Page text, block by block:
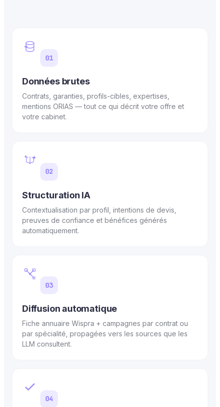
01
Données brutes
Contrats, garanties, profils-cibles, expertises,
mentions ORIAS — tout ce qui décrit votre offre et
votre cabinet.
02
Structuration IA
Contextualisation par profil, intentions de devis,
preuves de confiance et bénéfices générés
automatiquement.
03
Diffusion automatique
Fiche annuaire Wispra + campagnes par contrat ou
par spécialité, propagées vers les sources que les
LLM consultent.
04